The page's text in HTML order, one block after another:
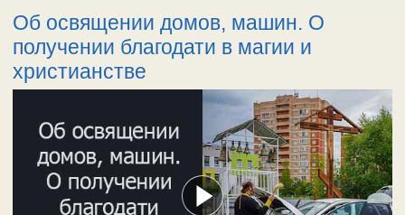
Об освящении домов, машин. О
получении благодати в магии и
христианстве